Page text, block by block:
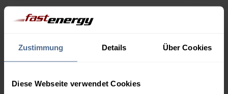
Zustimmung Details Über Cookies
Diese Webseite verwendet Cookies
1.000 Liter 0,00 €
160,28 €